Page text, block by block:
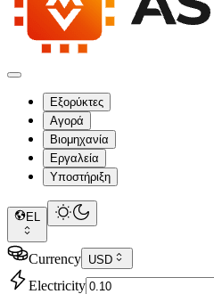
Εξορύκτες
Αγορά
Βιομηχανία
Εργαλεία
Υποστήριξη
EL
Currency USD
Electricity